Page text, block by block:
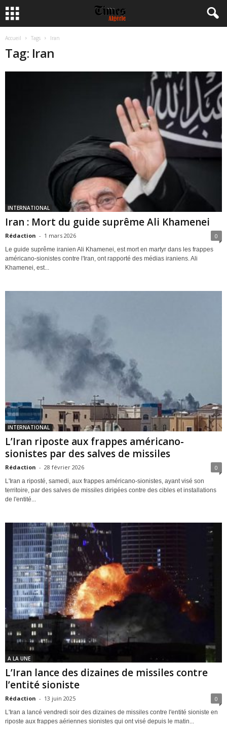
Accueil Tags Iran
Tag: Iran
INTERNATIONAL
Iran : Mort du guide suprême Ali Khamenei
Rédaction - 1 mars 2026 0
Le guide suprême iranien Ali Khamenei, est mort en martyr dans les frappes
américano-sionistes contre l'Iran, ont rapporté des médias iraniens. Ali
Khamenei, est...
INTERNATIONAL
L’Iran riposte aux frappes américano-
sionistes par des salves de missiles
Rédaction - 28 février 2026 0
L'Iran a riposté, samedi, aux frappes américano-sionistes, ayant visé son
territoire, par des salves de missiles dirigées contre des cibles et installations
de l'entité...
A LA UNE
L’Iran lance des dizaines de missiles contre
l’entité sioniste
Rédaction - 13 juin 2025 0
L'Iran a lancé vendredi soir des dizaines de missiles contre l'entité sioniste en
riposte aux frappes aériennes sionistes qui ont visé depuis le matin...